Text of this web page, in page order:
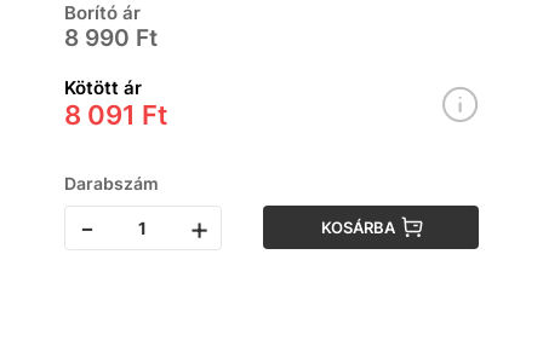
Borító ár
8 990 Ft
Kötött ár
8 091 Ft
Darabszám
- + KOSÁRBA